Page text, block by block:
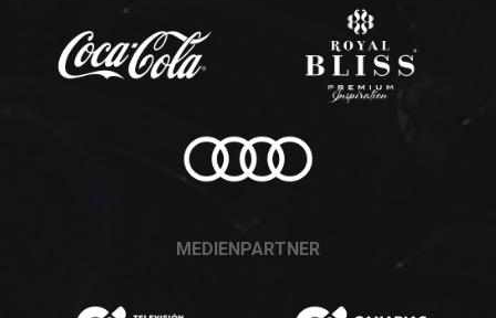
MEDIENPARTNER